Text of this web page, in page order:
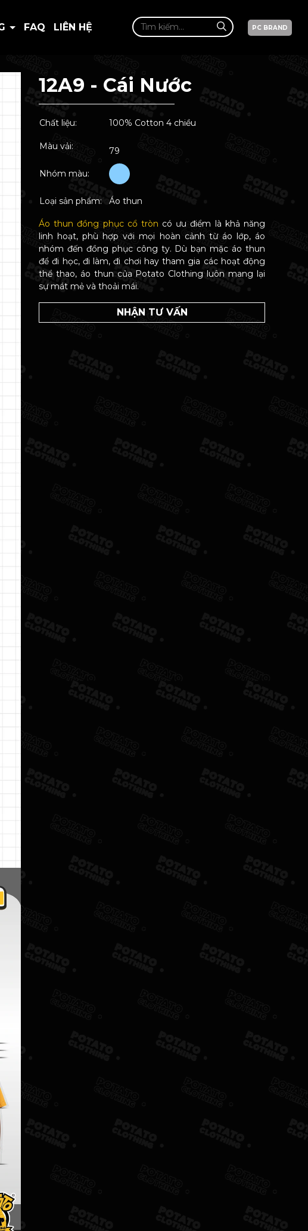
FAQ LIÊN HỆ PC BRAND
12A9 - Cái Nước
Chất liệu: 100% Cotton 4 chiều
Màu vải: 79
Nhóm màu:
Loại sản phẩm: Áo thun
Áo thun đồng phục cổ tròn có ưu điểm là khả năng
linh hoạt, phù hợp với mọi hoàn cảnh từ áo lớp, áo
nhóm đến đồng phục công ty. Dù bạn mặc áo thun
để đi học, đi làm, đi chơi hay tham gia các hoạt động
thể thao, áo thun của Potato Clothing luôn mang lại
sự mát mẻ và thoải mái.
NHẬN TƯ VẤN